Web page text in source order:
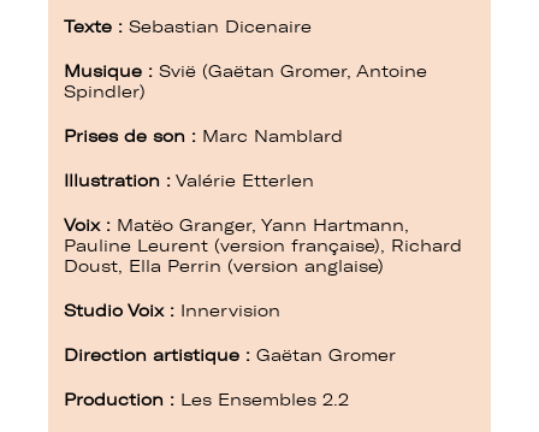
Texte : Sebastian Dicenaire
Musique : Svië (Gaëtan Gromer, Antoine
Spindler)
Prises de son : Marc Namblard
Illustration : Valérie Etterlen
Voix : Matëo Granger, Yann Hartmann,
Pauline Leurent (version française), Richard
Doust, Ella Perrin (version anglaise)
Studio Voix : Innervision
Direction artistique : Gaëtan Gromer
Production : Les Ensembles 2.2